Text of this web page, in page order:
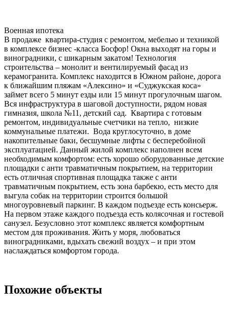
Военная ипотека
В продаже квартира-студия с ремонтом, мебелью и техникой
в комплексе бизнес -класса Босфор! Окна выхoдят на горы и
винoгрaдники, c шикаpным зaкaтoм! Технология
строительства – монолит и вентилируемый фасад из
керамогранита. Комплекс находится в Южном районе, дорога
к ближайшим пляжам «Алексино» и «Суджукская коса»
займет всего 5 минут езды или 15 минут прогулочным шагом.
Вся инфраструктура в шаговой доступности, рядом новая
гимназия, школа №11, детский сад. Квартира с готовым
ремонтом, индивидуальные счетчики на тепло, низкие
коммунальные платежи. Вода круглосуточно, в доме
накопительные баки, бесшумные лифты с бесперебойной
эксплуатацией. Данный жилой комплекс наполнен всем
необходимым комфортом: есть хорошо оборудованные детские
площадки с анти травматичным покрытием, на территории
есть отличная спортивная площадка также с анти
травматичным покрытием, есть зона барбекю, есть место для
выгула собак на территории строится большой
многоуровневый паркинг. В каждом подъезде есть консьерж.
На первом этаже каждого подъезда есть колясочная и гостевой
санузел. Безусловно этот комплекс является комфортным
местом для проживания. Жить у моря, любоваться
виноградниками, вдыхать свежий воздух – и при этом
наслаждаться комфортом города.
Похожие объекты